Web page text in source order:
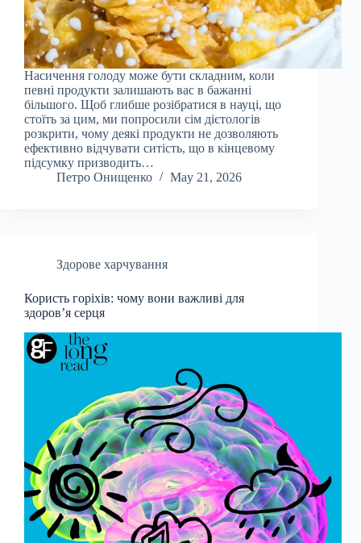
Насичення голоду може бути складним, коли
певні продукти залишають вас в бажанні
більшого. Щоб глибше розібратися в науці, що
стоїть за цим, ми попросили сім дієтологів
розкрити, чому деякі продукти не дозволяють
ефективно відчувати ситість, що в кінцевому
підсумку призводить…
Петро Онищенко
May 21, 2026
Здорове харчування
Користь горіхів: чому вони важливі для
здоров’я серця